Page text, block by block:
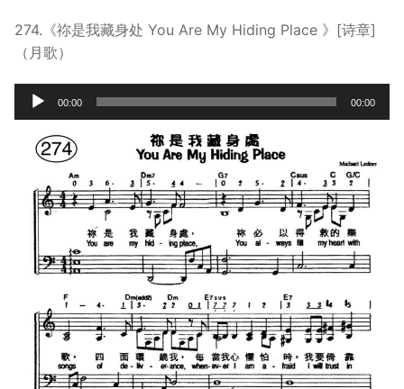
关于我们
274.《祢是我藏身处 You Are My Hiding Place 》[诗章]
（月歌）
Audio
Player
00:00 00:00